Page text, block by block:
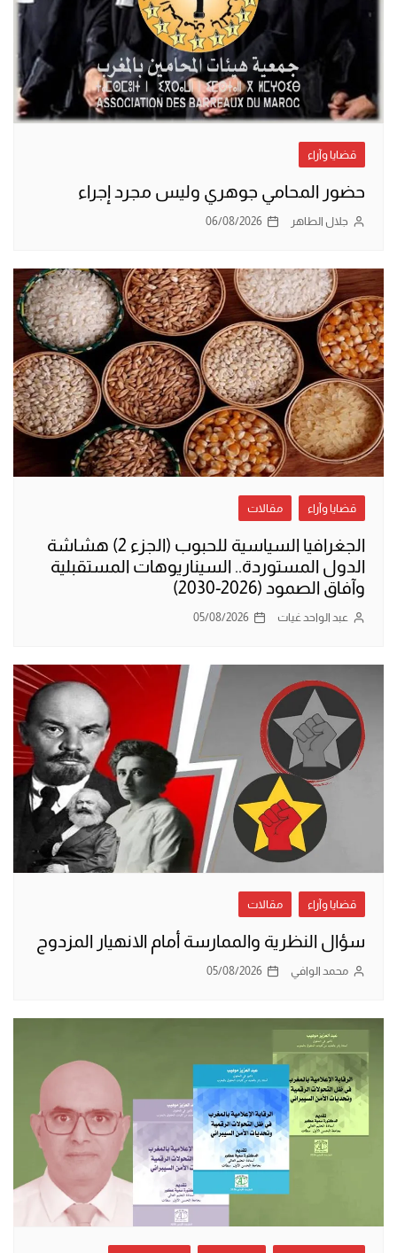
قضايا وآراء
حضور المحامي جوهري وليس مجرد إجراء
جلال الطاهر 06/08/2026
قضايا وآراء مقالات
الجغرافيا السياسية للحبوب (الجزء 2) هشاشة
الدول المستوردة.. السيناريوهات المستقبلية
وآفاق الصمود (2026-2030)
عبد الواحد غيات 05/08/2026
قضايا وآراء مقالات
سؤال النظرية والممارسة أمام الانهيار المزدوج
محمد الوافي 05/08/2026